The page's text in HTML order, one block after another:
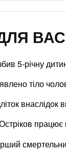
5-річну
тіло
внаслідок
працює